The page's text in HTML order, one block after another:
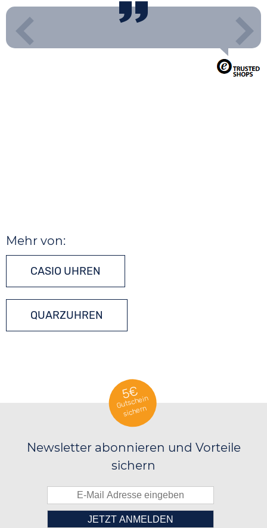
Mehr von:
CASIO UHREN
QUARZUHREN
5€
Gutschein
sichern
Newsletter abonnieren und Vorteile
sichern